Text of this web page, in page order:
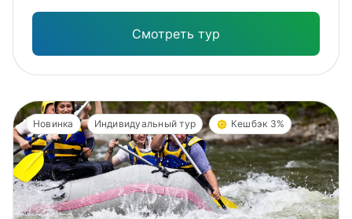
Смотреть тур
Новинка Индивидуальный тур Кешбэк 3%